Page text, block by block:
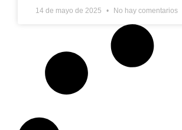
14 de mayo de 2025 No hay comentarios